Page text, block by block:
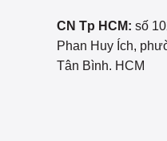
CN Tp HCM: số
Phan Huy Ích,
Tân Bình. HCM